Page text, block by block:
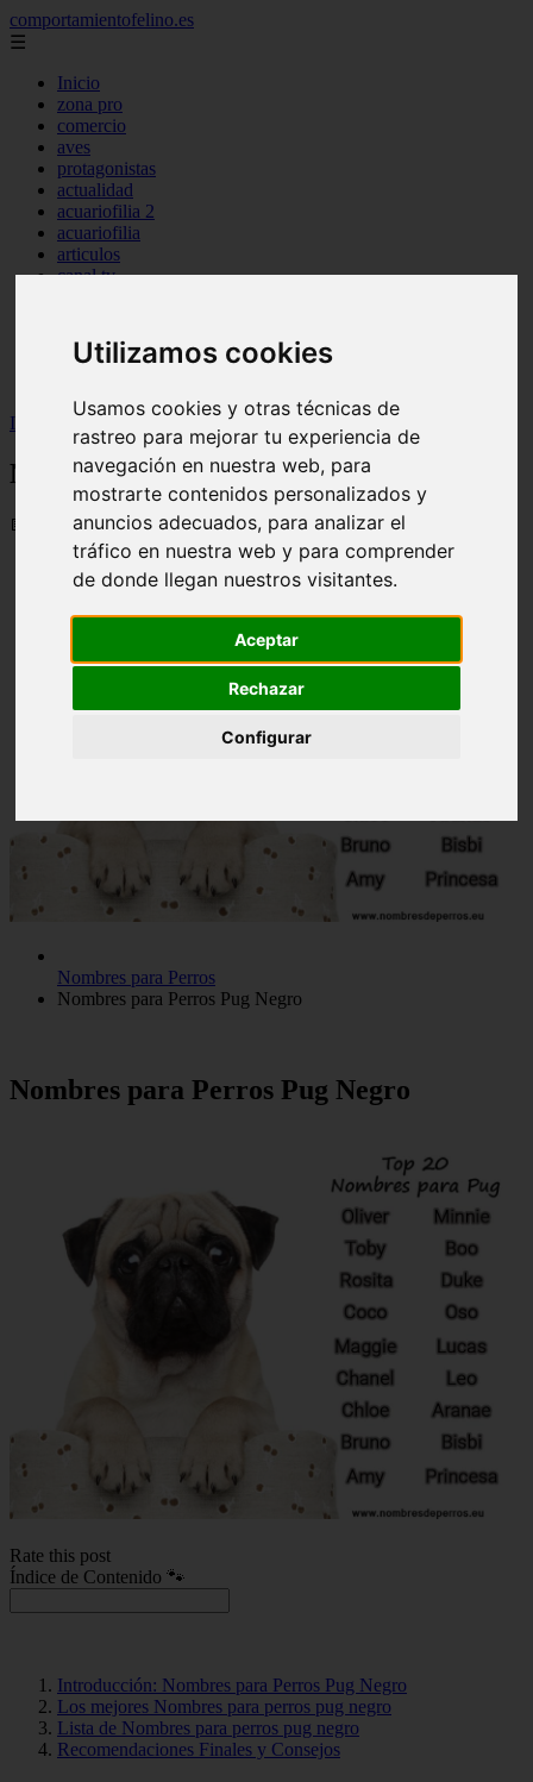
Utilizamos cookies
Usamos cookies y otras técnicas de
rastreo para mejorar tu experiencia de
navegación en nuestra web, para
mostrarte contenidos personalizados y
anuncios adecuados, para analizar el
tráfico en nuestra web y para comprender
de donde llegan nuestros visitantes.
Aceptar
Rechazar
Configurar
comportamientofelino.es
☰
Inicio
zona pro
comercio
aves
protagonistas
actualidad
acuariofilia 2
acuariofilia
articulos
canal tv
tablon de anuncios
uncategorized
Inicio
gatos2 > Nombres para Perros Pug Negro
Nombres para Perros Pug Negro
📅 12/06/2025
Nombres para Perros
Nombres para Perros Pug Negro
Nombres para Perros Pug Negro
Rate this post
Índice de Contenido 🐾
Introducción: Nombres para Perros Pug Negro
Los mejores Nombres para perros pug negro
Lista de Nombres para perros pug negro
Recomendaciones Finales y Consejos